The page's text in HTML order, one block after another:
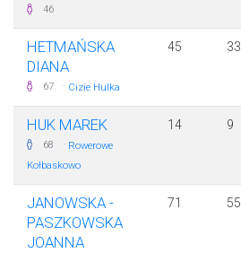
46
HETMAŃSKA
DIANA
67 · Cizie Hulka
45 33
HUK MAREK
68 · Rowerowe
Kołbaskowo
14 9
JANOWSKA -
PASZKOWSKA
JOANNA
71 55